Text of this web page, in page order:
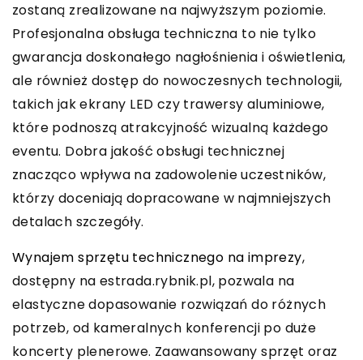
zostaną zrealizowane na najwyższym poziomie.
Profesjonalna obsługa techniczna to nie tylko
gwarancja doskonałego nagłośnienia i oświetlenia,
ale również dostęp do nowoczesnych technologii,
takich jak ekrany LED czy trawersy aluminiowe,
które podnoszą atrakcyjność wizualną każdego
eventu. Dobra jakość obsługi technicznej
znacząco wpływa na zadowolenie uczestników,
którzy doceniają dopracowane w najmniejszych
detalach szczegóły.
Wynajem sprzętu technicznego na imprezy,
dostępny na estrada.rybnik.pl, pozwala na
elastyczne dopasowanie rozwiązań do różnych
potrzeb, od kameralnych konferencji po duże
koncerty plenerowe. Zaawansowany sprzęt oraz